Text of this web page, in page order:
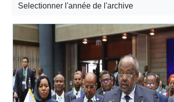
Selectionner l'année de l'archive